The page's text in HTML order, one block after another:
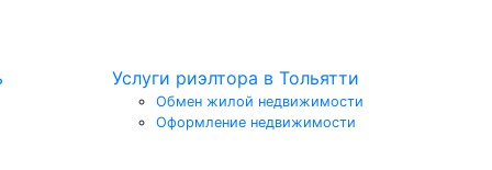
Услуги риэлтора в Тольятти
Обмен жилой недвижимости
Оформление недвижимости